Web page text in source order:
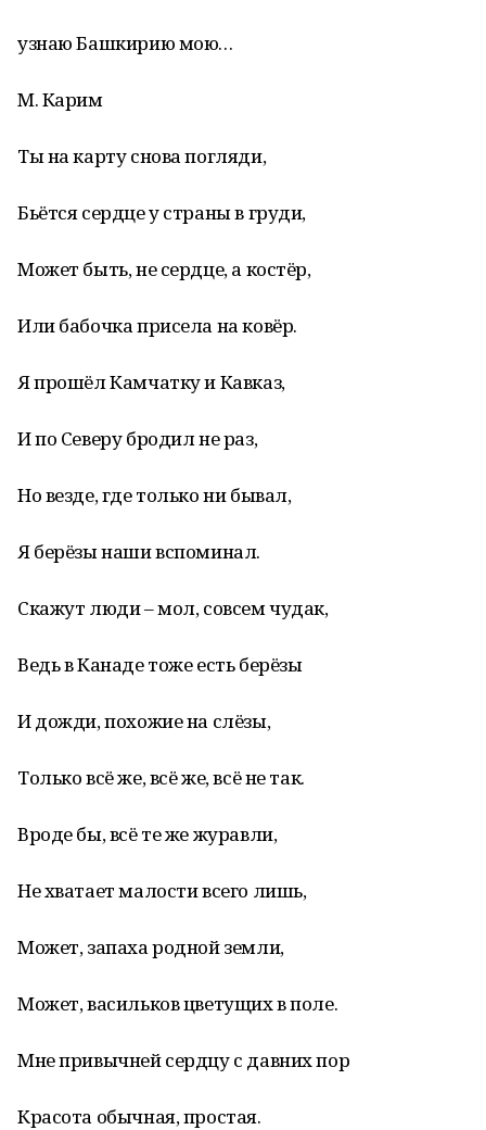
узнаю Башкирию мою…
М. Карим
Ты на карту снова погляди,
Бьётся сердце у страны в груди,
Может быть, не сердце, а костёр,
Или бабочка присела на ковёр.
Я прошёл Камчатку и Кавказ,
И по Северу бродил не раз,
Но везде, где только ни бывал,
Я берёзы наши вспоминал.
Скажут люди – мол, совсем чудак,
Ведь в Канаде тоже есть берёзы
И дожди, похожие на слёзы,
Только всё же, всё же, всё не так.
Вроде бы, всё те же журавли,
Не хватает малости всего лишь,
Может, запаха родной земли,
Может, васильков цветущих в поле.
Мне привычней сердцу с давних пор
Красота обычная, простая.